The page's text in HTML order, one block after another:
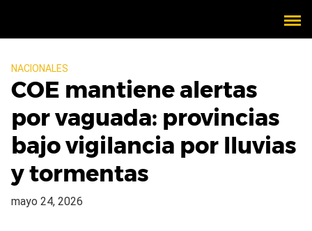
NACIONALES
COE mantiene alertas
por vaguada: provincias
bajo vigilancia por lluvias
y tormentas
mayo 24, 2026